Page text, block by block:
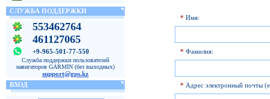
СЛУЖБА ПОДДЕРЖКИ
553462764
461127065
+9-965-501-77-550
Служба поддержки пользователей
навигаторов GARMIN (без выходных)
support@gps.kz
ВХОД
* Имя:
* Фамилия:
* Адрес электронный почты